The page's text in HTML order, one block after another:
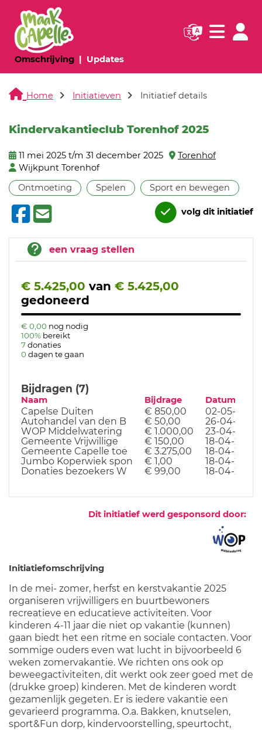
Omschrijving(huidige pagina)
Updates(huidige pagina)
Navigatie
Home Initiatieven Initiatief details
Kindervakantieclub Torenhof 2025
11 mei 2025 t/m 31 december 2025
Torenhof
Wijkpunt Torenhof
Ontmoeting
Spelen Sport en bewegen
volg dit initiatief
een vraag stellen
€ 5.425,00 van € 5.425,00
gedoneerd
€ 0,00 nog nodig
100% bereikt
7donaties
0 dagen te gaan
Bijdragen (7)
Naam Bijdrage Datum
Capelse Duiten € 850,00
02-05-25
Autohandel van den B
€ 50,00
26-04-25
WOP Middelwatering
€ 1.000,00
23-04-25
Gemeente Vrijwillige
€ 150,00
18-04-25
Gemeente Capelle toe
€ 3.275,00
18-04-25
Jumbo Koperwiek spon
€ 1,00
18-04-25
Donaties bezoekers W
€ 99,00 18-04-25
Dit initiatief werd gesponsord door:
Initiatiefomschrijving
In de mei- zomer, herfst en kerstvakantie 2025
organiseren vrijwilligers en buurtbewoners
recreatieve en educatieve activiteiten. Voor
kinderen 4-11 jaar die niet op vakantie (kunnen)
gaan biedt het een ritme en sociale contacten. Voor
sommige ouders even wat lucht in bijvoorbeeld 6
weken zomervakantie. We richten ons ook op
beweegactiviteiten, dit werkt ook zeer goed met de
(drukke groep) kinderen. Met de kinderen wordt
gezamenlijk gegeten. Er is iedere vakantie een
gevarieerd programma. O.a. Bakken, knutselen,
sport&Fun dorp, kindervoorstelling, speurtocht,